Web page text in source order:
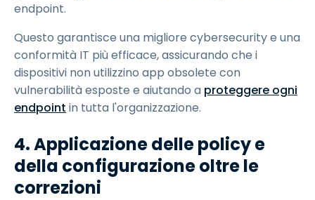
endpoint.
Questo garantisce una migliore cybersecurity e una
conformità IT più efficace, assicurando che i
dispositivi non utilizzino app obsolete con
vulnerabilità esposte e aiutando a proteggere ogni
endpoint in tutta l'organizzazione.
4. Applicazione delle policy e
della configurazione oltre le
correzioni